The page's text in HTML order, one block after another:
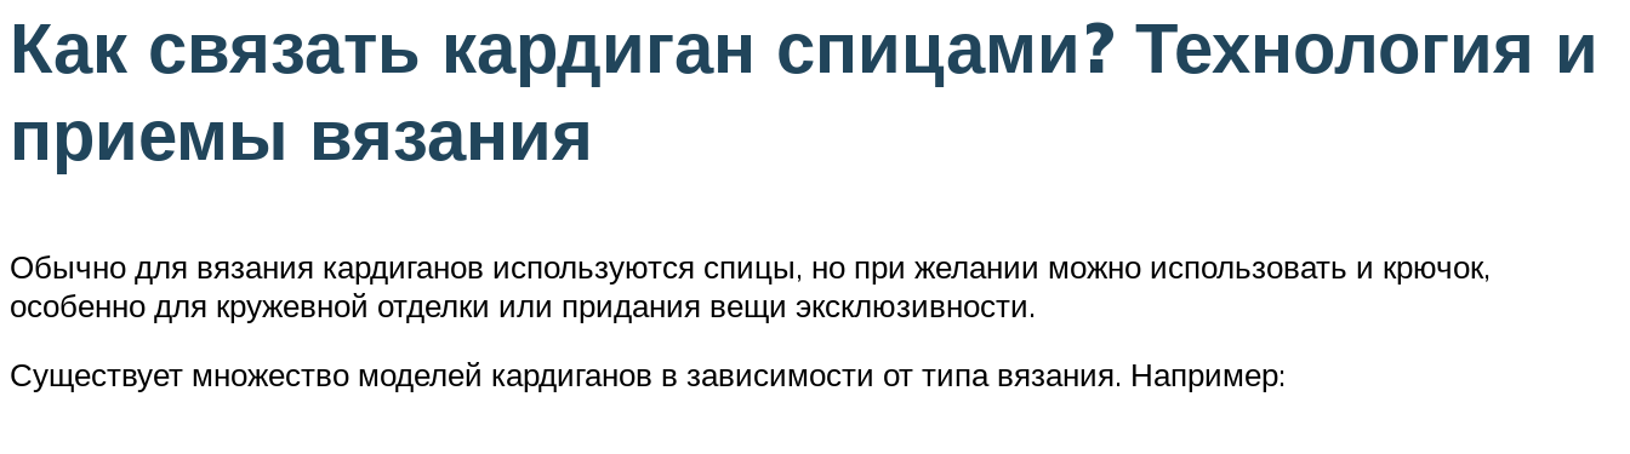
Как связать кардиган спицами? Технология и
приемы вязания
Обычно для вязания кардиганов используются спицы, но при желании можно использовать и крючок,
особенно для кружевной отделки или придания вещи эксклюзивности.
Существует множество моделей кардиганов в зависимости от типа вязания. Например: